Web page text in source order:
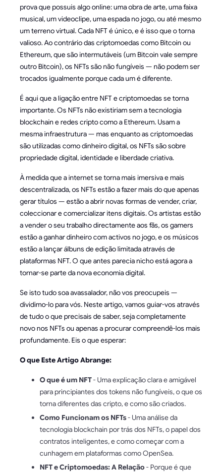
prova que possuis algo online: uma obra de arte, uma faixa
musical, um videoclipe, uma espada no jogo, ou até mesmo
um terreno virtual. Cada NFT é único, e é isso que o torna
valioso. Ao contrário das criptomoedas como Bitcoin ou
Ethereum, que são intermutáveis (um Bitcoin vale sempre
outro Bitcoin), os NFTs são não fungíveis — não podem ser
trocados igualmente porque cada um é diferente.
É aqui que a ligação entre NFT e criptomoedas se torna
importante. Os NFTs não existiriam sem a tecnologia
blockchain e redes cripto como a Ethereum. Usam a
mesma infraestrutura — mas enquanto as criptomoedas
são utilizadas como dinheiro digital, os NFTs são sobre
propriedade digital, identidade e liberdade criativa.
À medida que a internet se torna mais imersiva e mais
descentralizada, os NFTs estão a fazer mais do que apenas
gerar títulos — estão a abrir novas formas de vender, criar,
coleccionar e comercializar itens digitais. Os artistas estão
a vender o seu trabalho directamente aos fãs, os gamers
estão a ganhar dinheiro com activos no jogo, e os músicos
estão a lançar álbuns de edição limitada através de
plataformas NFT. O que antes parecia nicho está agora a
tornar-se parte da nova economia digital.
Se isto tudo soa avassalador, não vos preocupeis —
dividimo-lo para vós. Neste artigo, vamos guiar-vos através
de tudo o que precisais de saber, seja completamente
novo nos NFTs ou apenas a procurar compreendê-los mais
profundamente. Eis o que esperar:
O que Este Artigo Abrange:
O que é um NFT- Uma explicação clara e amigável
para principiantes dos tokens não fungíveis, o que os
torna diferentes das cripto, e como são criados.
Como Funcionam os NFTs- Uma análise da
tecnologia blockchain por trás dos NFTs, o papel dos
contratos inteligentes, e como começar com a
cunhagem em plataformas como OpenSea.
NFT e Criptomoedas: A Relação- Porque é que